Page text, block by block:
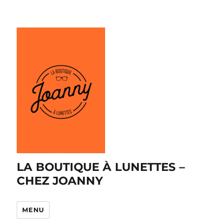
LA BOUTIQUE À LUNETTES –
CHEZ JOANNY
MENU